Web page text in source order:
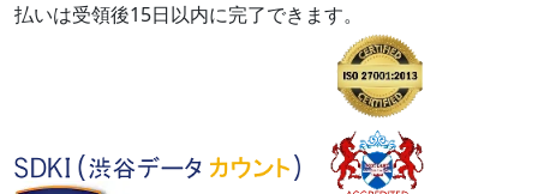
払いは受領後15日以内に完了できます。